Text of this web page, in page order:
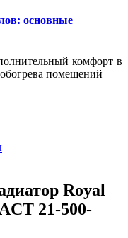
основные
комфорт в
помещений
Royal
21-500-